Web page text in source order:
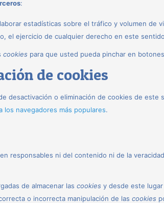
:
estadísticas sobre el tráfico y volumen
el ejercicio de cualquier derecho en este
cookies para que usted pueda pinchar en
de cookies
desactivación o eliminación de cookies de
los navegadores más populares.
responsables ni del contenido ni de la
de almacenar lascookies y desde este
o incorrecta manipulación de lascookies